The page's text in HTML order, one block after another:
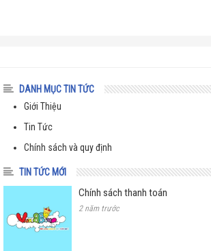
DANH MỤC TIN TỨC
Giới Thiệu
Tin Tức
Chính sách và quy định
TIN TỨC MỚI
Chính sách thanh toán
2 năm trước